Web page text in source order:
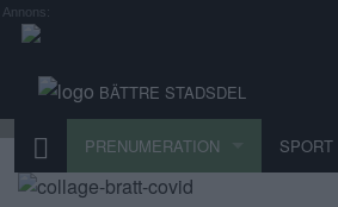
Annons:
BÄTTRE STADSDEL
PRENUMERATION SPORT